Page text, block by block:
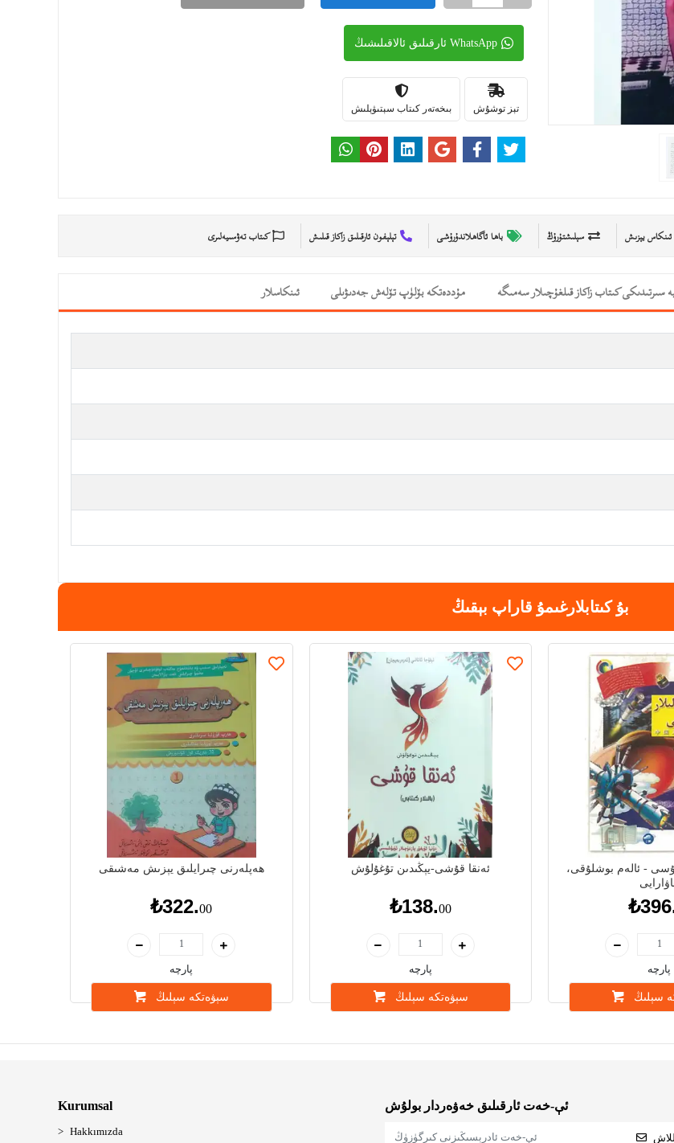
WhatsApp ئارقىلىق ئالاقىلىشىڭ
تېز توشۇش بىخەتەر كىتاب سېتىۋېلىش
ئىنكاس يېزىش سېلىشتۇرۇڭ باھا ئاگاھلاندۇرۇشى تېلېفون ئارقىلىق زاكاز قىلىش كىتاب تەۋسىيەلىرى
سىرتىدىكى كىتاب زاكاز قىلغۇچىلار سەمىگە مۇددەتكە بۆلۈپ تۆلەش جەدىۋىلى ئىنكاسلار
بۇ كىتابلارغىمۇ قاراپ بېقىڭ
ھەپلەرنى چىرايلىق يېزىش مەشىقى
₺322.00
پارچە
سېۋەتكە سېلىڭ
ئەنقا قۇشى-يېڭىدىن تۇغۇلۇش
₺138.00
پارچە
سېۋەتكە سېلىڭ
- ئالەم بوشلۇقى،
پارچە
سېلىڭ
ئې-خەت ئارقىلىق خەۋەردار بولۇش Kurumsal
Hakkımızda